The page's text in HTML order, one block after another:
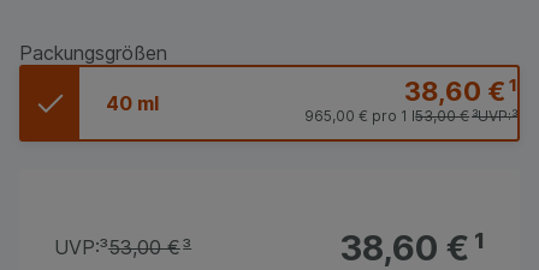
Packungsgrößen
40 ml 38,60 €¹
UVP:³
53,00 €³
965,00 € pro 1 l
38,60 €¹
UVP:³53,00 €³